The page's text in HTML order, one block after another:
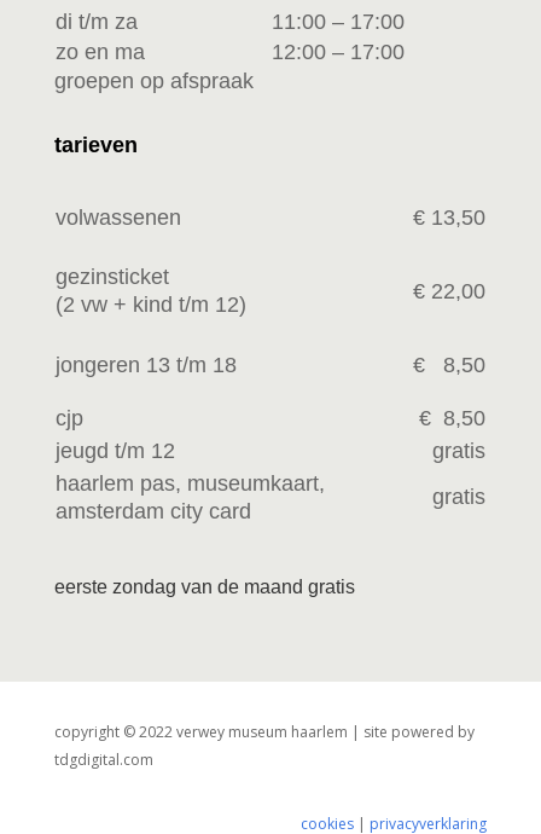
di t/m za
11:00 – 17:00
zo en ma
12:00 – 17:00
groepen op afspraak
tarieven
volwassenen € 13,50
gezinsticket
(2 vw + kind t/m 12)
€ 22,00
jongeren 13 t/m 18 € 8,50
cjp
€ 8,50
jeugd t/m 12
gratis
haarlem pas, museumkaart,
amsterdam city card
gratis
eerste zondag van de maand gratis
copyright © 2022 verwey museum haarlem | site powered by
tdgdigital.com
cookies privacyverklaring